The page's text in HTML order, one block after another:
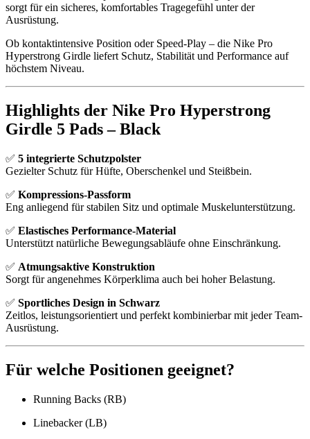
sorgt für ein sicheres, komfortables Tragegefühl unter der
Ausrüstung.
Ob kontaktintensive Position oder Speed-Play – die Nike Pro
Hyperstrong Girdle liefert Schutz, Stabilität und Performance auf
höchstem Niveau.
Highlights der Nike Pro Hyperstrong
Girdle 5 Pads – Black
✅ 5 integrierte Schutzpolster
Gezielter Schutz für Hüfte, Oberschenkel und Steißbein.
✅ Kompressions-Passform
Eng anliegend für stabilen Sitz und optimale Muskelunterstützung.
✅ Elastisches Performance-Material
Unterstützt natürliche Bewegungsabläufe ohne Einschränkung.
✅ Atmungsaktive Konstruktion
Sorgt für angenehmes Körperklima auch bei hoher Belastung.
✅ Sportliches Design in Schwarz
Zeitlos, leistungsorientiert und perfekt kombinierbar mit jeder Team-
Ausrüstung.
Für welche Positionen geeignet?
Running Backs (RB)
Linebacker (LB)